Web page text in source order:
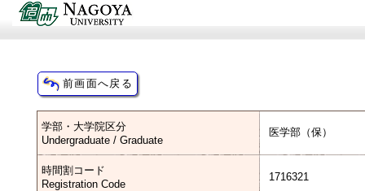
学部・大学院区分
Undergraduate / Graduate
医学部（保）
時間割コード
Registration Code
1716321